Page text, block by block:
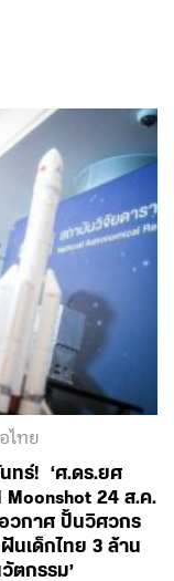
ไทย
ทร์! ‘ศ.ดร.ยศ
24 ส.ค.
วกาศ ปั้นวิศวกร
เด็กไทย 3 ล้าน
ตกรรม’